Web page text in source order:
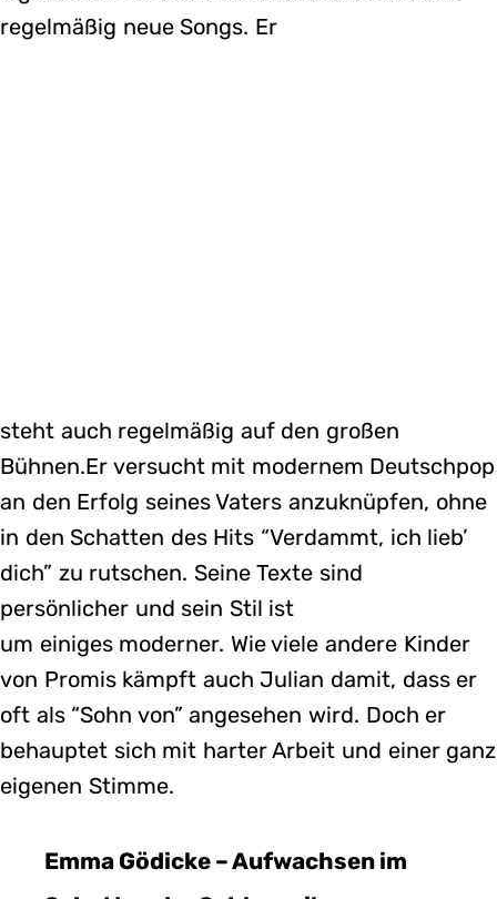
regelmäßig neue Songs. Er
steht auch regelmäßig auf den großen
Bühnen.Er versucht mit modernem Deutschpop
an den Erfolg seines Vaters anzuknüpfen, ohne
in den Schatten des Hits “Verdammt, ich lieb’
dich” zu rutschen. Seine Texte sind
persönlicher und sein Stil ist
um einiges moderner. Wie viele andere Kinder
von Promis kämpft auch Julian damit, dass er
oft als “Sohn von” angesehen wird. Doch er
behauptet sich mit harter Arbeit und einer ganz
eigenen Stimme.
Emma Gödicke – Aufwachsen im